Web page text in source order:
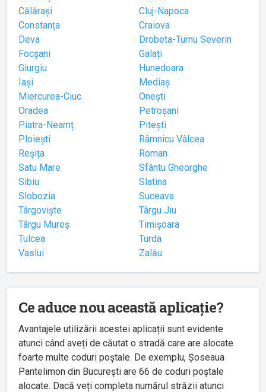
Călărași
Cluj-Napoca
Constanța
Craiova
Deva
Drobeta-Turnu Severin
Focșani
Galați
Giurgiu
Hunedoara
Iași
Mediaș
Miercurea-Ciuc
Onești
Oradea
Petroșani
Piatra-Neamț
Pitești
Ploiești
Râmnicu Vâlcea
Reșița
Roman
Satu Mare
Sfântu Gheorghe
Sibiu
Slatina
Slobozia
Suceava
Târgoviște
Târgu Jiu
Târgu Mureș
Timișoara
Tulcea
Turda
Vaslui
Zalău
Ce aduce nou această aplicație?
Avantajele utilizării acestei aplicații sunt evidente
atunci când aveți de căutat o stradă care are alocate
foarte multe coduri poștale. De exemplu, Șoseaua
Pantelimon din București are 66 de coduri poștale
alocate. Dacă veți completa numărul străzii atunci